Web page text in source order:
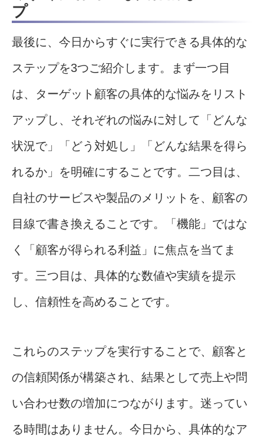
プ
最後に、今日からすぐに実行できる具体的な
ステップを3つご紹介します。まず一つ目
は、ターゲット顧客の具体的な悩みをリスト
アップし、それぞれの悩みに対して「どんな
状況で」「どう対処し」「どんな結果を得ら
れるか」を明確にすることです。二つ目は、
自社のサービスや製品のメリットを、顧客の
目線で書き換えることです。「機能」ではな
く「顧客が得られる利益」に焦点を当てま
す。三つ目は、具体的な数値や実績を提示
し、信頼性を高めることです。
これらのステップを実行することで、顧客と
の信頼関係が構築され、結果として売上や問
い合わせ数の増加につながります。迷ってい
る時間はありません。今日から、具体的なア